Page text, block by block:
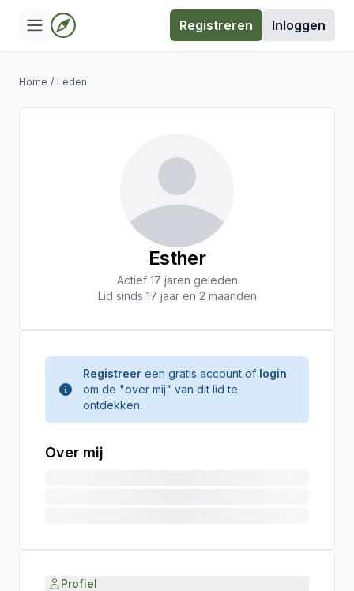
Registreren Inloggen
Home / Leden
Esther
Actief 17 jaren geleden
Lid sinds 17 jaar en 2 maanden
Registreer een gratis account of login
om de "over mij" van dit lid te
ontdekken.
Over mij
Profiel